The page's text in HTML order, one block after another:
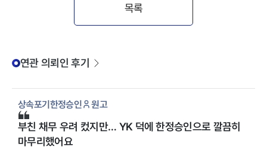
목록
연관 의뢰인 후기
상속포기한정승인 원고
부친 채무 우려 컸지만… YK 덕에 한정승인으로 깔끔히
마무리했어요